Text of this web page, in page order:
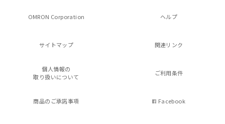
OMRON Corporation ヘルプ
サイトマップ 関連リンク
個人情報の
取り扱いについて
ご利用条件
商品のご承諾事項 Facebook